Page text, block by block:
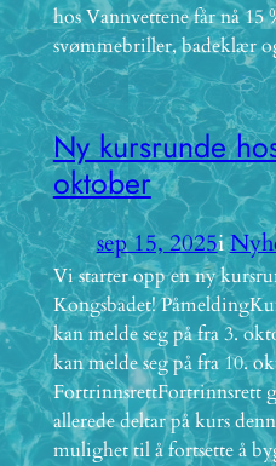
hos Vannvettene får nå 15
svømmebriller, badeklær
Ny kursrunde
oktober
sep 15, 2025i
Vi starter opp en ny
Kongsbadet!
kan melde seg på fra 3.
kan melde seg på fra 10.
FortrinnsrettFortrinnsrett
allerede deltar på kurs
mulighet til å fortsette å